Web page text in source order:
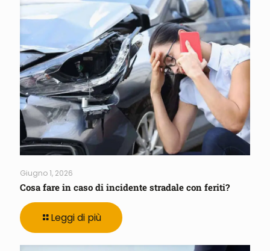
Giugno 1, 2026
Cosa fare in caso di incidente stradale con feriti?
Leggi di più